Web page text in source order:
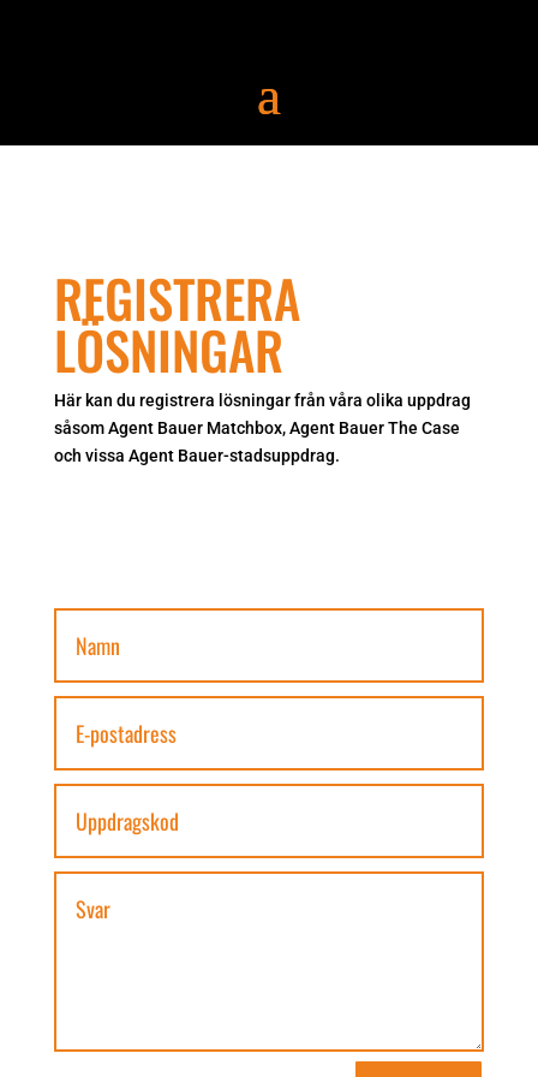
REGISTRERA
LÖSNINGAR
Här kan du registrera lösningar från våra olika uppdrag
såsom Agent Bauer Matchbox, Agent Bauer The Case
och vissa Agent Bauer-stadsuppdrag.